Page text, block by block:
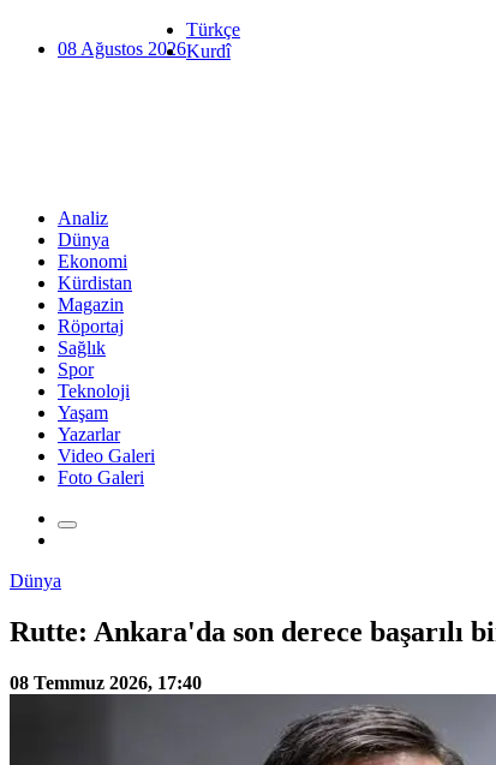
08 Ağustos 2026
Türkçe
Kurdî
Analiz
Dünya
Ekonomi
Kürdistan
Magazin
Röportaj
Sağlık
Spor
Teknoloji
Yaşam
Yazarlar
Video Galeri
Foto Galeri
Dünya
Rutte: Ankara'da son derece başarılı
08 Temmuz 2026, 17:40